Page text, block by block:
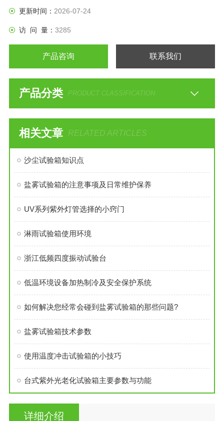
更新时间： 2026-07-24
访 问 量： 3285
产品咨询 联系我们
产品分类 PRODUCT CLASSIFICATION
相关文章 RELATED ARTICLES
沙尘试验箱知识点
盐雾试验箱的注意事项及日常维护保养
UV系列紫外灯管选择的小窍门
淋雨试验箱使用环境
浙江低频四度振动试验台
低温环境设备加热制冷及安全保护系统
如何解决您经常会碰到盐雾试验箱的那些问题?
盐雾试验箱技术参数
使用温度冲击试验箱的小技巧
台式紫外光老化试验箱主要参数与功能
详细介绍